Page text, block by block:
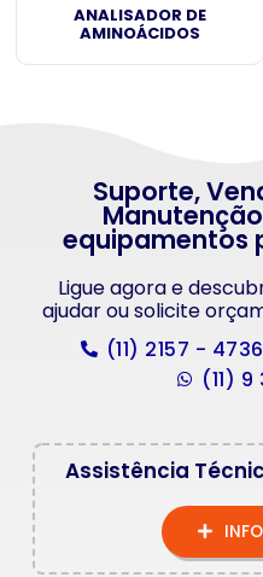
ANALISADOR DE
AMINOÁCIDOS
Suporte,
equipamentos
Ligue agora e
ajudar ou solicite
(11) 2157 - 4736
(11)
Assistência